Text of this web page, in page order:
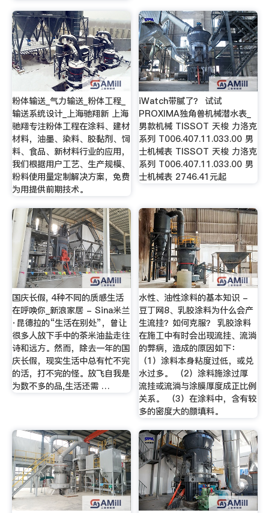
粉体输送_气力输送_粉体工程_
输送系统设计_上海驰翔新 上海
驰翔专注粉体工程在涂料、建材
材料，油墨、染料、胶黏剂、饲
料、食品、新材料行业的应用，
我们根据用户工艺、生产规模、
粉料使用量定制解决方案，免费
为用提供前期技术。
iWatch带腻了？ 试试
PROXIMA独角兽机械潜水表_
男款机械 TISSOT 天梭 力洛克
系列 T006.407.11.033.00 男
士机械表 TISSOT 天梭 力洛克
系列 T006.407.11.033.00 男
士机械表 2746.41元起
国庆长假, 4种不同的质感生活
在呼唤你_新浪家居 - Sina米兰
·昆德拉的“生活在别处”，曾让
很多人放下手中的茶米油盐走往
诗和远方。然而，除去一年的国
庆长假，现实生活中总有忙不完
的活，打不完的怪。放飞自我是
为数不多的品,生活还需 …
水性、油性涂料的基本知识 -
豆丁网8、乳胶涂料为什么会产
生流挂？如何克服？ 乳胶涂料
在施工中有时会出现流挂、流淌
的弊病，造成的原因如下：
（1）涂料本身粘度过低，或兑
水过多。 （2）涂料施涂过厚
流挂或流淌与涂膜厚度成正比例
关系。 （3）在涂料中，含有较
多的密度大的颜填料。